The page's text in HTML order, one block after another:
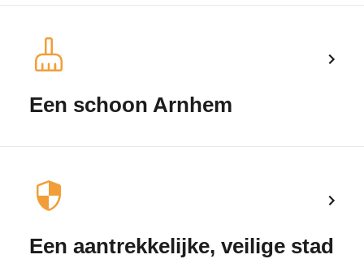
Een schoon Arnhem
Een aantrekkelijke, veilige stad